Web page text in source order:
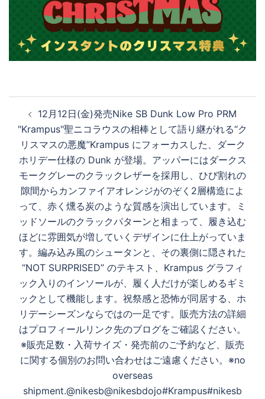
ナ
ゲ
ー
シ
ョ
ン
12月12日(金)発売Nike SB Dunk Low Pro PRM
"Krampus"聖ニコラウスの相棒として語り継がれる“ク
リスマスの悪魔”Krampus にフォーカスした、ダーク
ホリデー仕様の Dunk が登場。アッパーにはダークス
モークグレーのクラックレザーを採用し、ひび割れの
隙間からカンファイアオレンジがのぞく2層構造によ
って、赤く燻る炭のような質感を演出しています。ミ
ッドソールのクラックパターンと相まって、履き込む
ほどに雰囲気が増していくデザインに仕上がっていま
す。編み込み風のシュータンと、その裏側に隠された
“NOT SURPRISED” のテキスト、Krampus グラフィ
ック入りのインソールが、履く人だけが楽しめるギミ
ックとして機能します。祝祭感と恐怖が同居する、ホ
リデーシーズンならではの一足です。販売方法の詳細
はプロフィールリンク先のブログをご確認ください。
※販売足数・入荷サイズ・発売前のご予約など、販売
に関する個別のお問い合わせはご遠慮ください。※no
overseas
shipment.@nikesb@nikesbdojo#Krampus#nikesb